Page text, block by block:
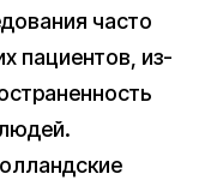
часто
пациентов, из-